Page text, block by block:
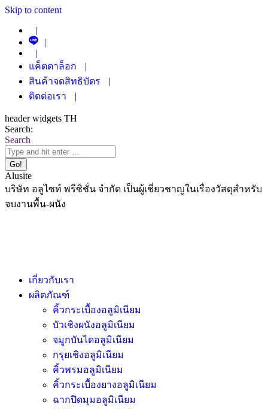
Skip to content
|
|
|
แค็ตตาล็อก
|
สินค้าจดสิทธิบัตร
|
ติดต่อเรา
|
header widgets TH
Search:
Search
Alusite
บริษัท อลูไซท์ พรีซิชั่น จำกัด เป็นผู้เชี่ยวชาญในเรื่องวัสดุสำหรับ
จบงานพื้น-ผนัง
เกี่ยวกับเรา
ผลิตภัณฑ์
คิ้วกระเบื้องอลูมิเนียม
บัวเชิงผนังอลูมิเนียม
จมูกบันไดอลูมิเนียม
กรุยเชิงอลูมิเนียม
คิ้วพรมอลูมิเนียม
คิ้วกระเบื้องยางอลูมิเนียม
ฉากปิดมุมอลูมิเนียม